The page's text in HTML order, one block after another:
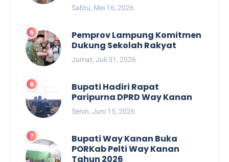
Sabtu, Mei 16, 2026
Pemprov Lampung Komitmen
Dukung Sekolah Rakyat
Jumat, Juli 31, 2026
Bupati Hadiri Rapat
Paripurna DPRD Way Kanan
Senin, Juni 15, 2026
Bupati Way Kanan Buka
PORKab Pelti Way Kanan
Tahun 2026